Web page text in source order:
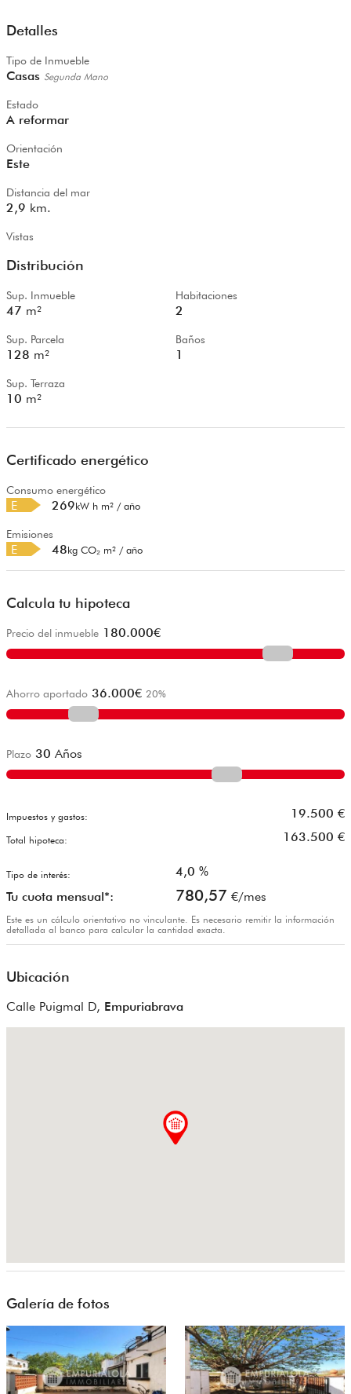
Detalles
Tipo de Inmueble
Casas Segunda Mano
Estado
A reformar
Orientación
Este
Distancia del mar
2,9 km.
Vistas
Distribución
Sup. Inmueble
47 m²
Sup. Parcela
128 m²
Sup. Terraza
10 m²
Habitaciones
2
Baños
1
Certificado energético
Consumo energético
E 269kW h m² / año
Emisiones
E 48kg CO₂ m² / año
Calcula tu hipoteca
Precio del inmueble 180.000€
Ahorro aportado 36.000€ 20%
Plazo 30 Años
Impuestos y gastos: 19.500 €
Total hipoteca: 163.500 €
Tipo de interés: 4,0 %
Tu cuota mensual*:
780,57 €/mes
Este es un cálculo orientativo no vinculante. Es necesario remitir la información
detallada al banco para calcular la cantidad exacta.
Ubicación
Calle Puigmal D, Empuriabrava
Galería de fotos